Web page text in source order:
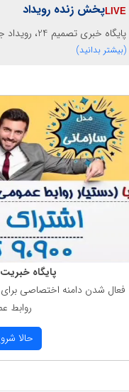
پخش زنده رویداد
پایگاه خبری تصمیم 24، رویداد جدیدی را ثبت نکرده است.
(بیشتر بدانید)
پایگاه خبریت
فعال شدن دامنه اختصاصی
روابط
حالا